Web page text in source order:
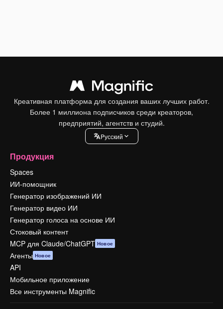
Креативная платформа для создания ваших лучших работ.
Более 1 миллиона подписчиков среди креаторов,
предприятий, агентств и студий.
Pусский
Продукция
Spaces
ИИ-помощник
Генератор изображений ИИ
Генератор видео ИИ
Генератор голоса на основе ИИ
Стоковый контент
MCP для Claude/ChatGPT Новое
Агенты Новое
API
Мобильное приложение
Все инструменты Magnific